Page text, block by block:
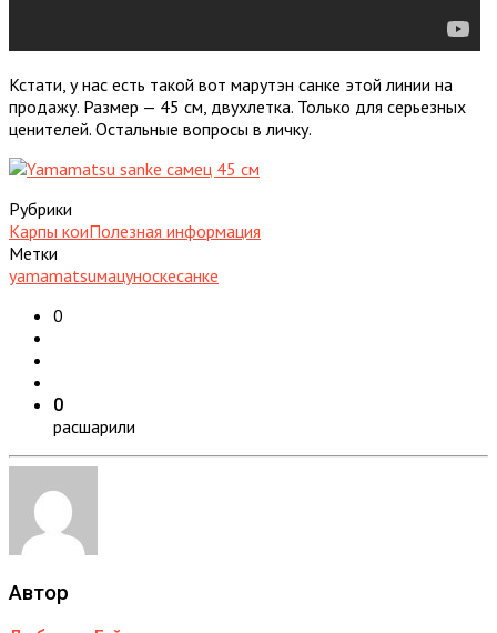
Кстати, у нас есть такой вот марутэн санке этой линии на
продажу. Размер — 45 см, двухлетка. Только для серьезных
ценителей. Остальные вопросы в личку.
Рубрики
Карпы коиПолезная информация
Метки
yamamatsuмацуноскесанке
0
0
расшарили
Автор